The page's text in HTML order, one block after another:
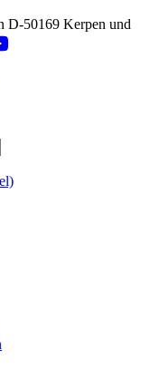
D-50169 Kerpen und